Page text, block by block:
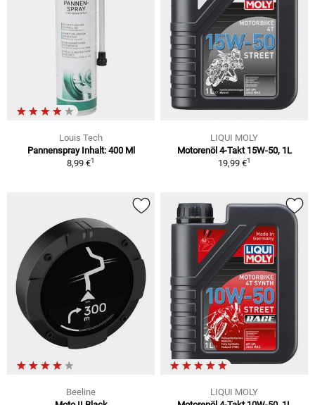
Louis Tech
Pannenspray Inhalt: 400 Ml
8,99 €1
LIQUI MOLY
Motorenöl 4-Takt 15W-50, 1L
19,99 €1
Beeline
LIQUI MOLY